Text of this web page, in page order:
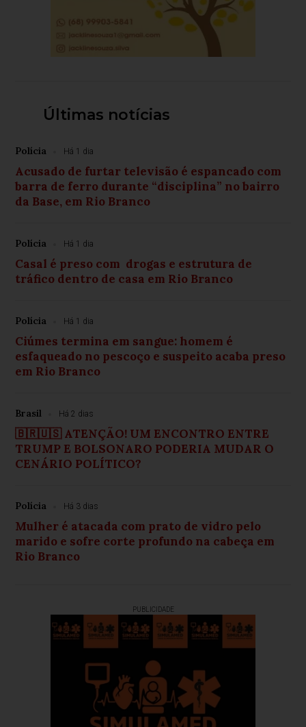
Últimas notícias
Polícia Há 1 dia
Acusado de furtar televisão é espancado com
barra de ferro durante “disciplina” no bairro
da Base, em Rio Branco
Polícia Há 1 dia
Casal é preso com drogas e estrutura de
tráfico dentro de casa em Rio Branco
Polícia Há 1 dia
Ciúmes termina em sangue: homem é
esfaqueado no pescoço e suspeito acaba preso
em Rio Branco
Brasil Há 2 dias
🇧🇷🇺🇸 ATENÇÃO! UM ENCONTRO ENTRE
TRUMP E BOLSONARO PODERIA MUDAR O
CENÁRIO POLÍTICO?
Polícia Há 3 dias
Mulher é atacada com prato de vidro pelo
marido e sofre corte profundo na cabeça em
Rio Branco
PUBLICIDADE